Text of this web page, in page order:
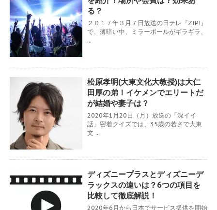
る？
２０１７年３月７日放送の日テレ『ZIP!』
で、薄暗い中、ミラーボールがギラギラ、
...
松原孝明(大東文化大教授)は大仁
田厚の弟！イケメンでエリートだ
が結婚や妻子は？
2020年1月20日（月）放送の「深イイ
話」密着クイズでは、35歳の若さで大東
文 ...
ディズニープラスとディズニーデ
ラックスの違いは？6つの項目を
比較して徹底解説！
2020年6月から日本でサービス提供を開始